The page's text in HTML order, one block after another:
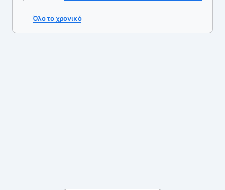
Όλο το χρονικό